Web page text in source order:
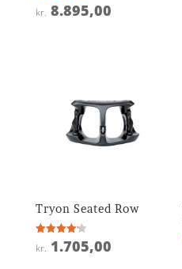
Vurderet
4.7
kr. 8.895,00
Tryon Seated Row
Vurderet
4.2
kr. 1.705,00